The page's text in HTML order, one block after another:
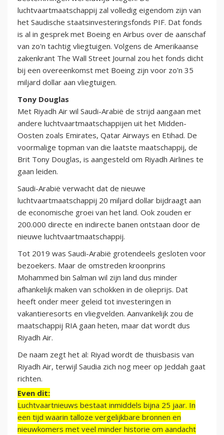
luchtvaartmaatschappij zal volledig eigendom zijn van
het Saudische staatsinvesteringsfonds PIF. Dat fonds
is al in gesprek met Boeing en Airbus over de aanschaf
van zo'n tachtig vliegtuigen. Volgens de Amerikaanse
zakenkrant The Wall Street Journal zou het fonds dicht
bij een overeenkomst met Boeing zijn voor zo'n 35
miljard dollar aan vliegtuigen.
Tony Douglas
Met Riyadh Air wil Saudi-Arabië de strijd aangaan met
andere luchtvaartmaatschappijen uit het Midden-
Oosten zoals Emirates, Qatar Airways en Etihad. De
voormalige topman van die laatste maatschappij, de
Brit Tony Douglas, is aangesteld om Riyadh Airlines te
gaan leiden.
Saudi-Arabië verwacht dat de nieuwe
luchtvaartmaatschappij 20 miljard dollar bijdraagt aan
de economische groei van het land. Ook zouden er
200.000 directe en indirecte banen ontstaan door de
nieuwe luchtvaartmaatschappij.
Tot 2019 was Saudi-Arabië grotendeels gesloten voor
bezoekers. Maar de omstreden kroonprins
Mohammed bin Salman wil zijn land dus minder
afhankelijk maken van schokken in de olieprijs. Dat
heeft onder meer geleid tot investeringen in
vakantieresorts en vliegvelden. Aanvankelijk zou de
maatschappij RIA gaan heten, maar dat wordt dus
Riyadh Air.
De naam zegt het al: Riyad wordt de thuisbasis van
Riyadh Air, terwijl Saudia zich nog meer op Jeddah gaat
richten.
Even dit:
Luchtvaartnieuws bestaat inmiddels bijna 25 jaar. In
een tijd waarin talloze vergelijkbare bronnen en
nieuwkomers met veel minder historie om aandacht